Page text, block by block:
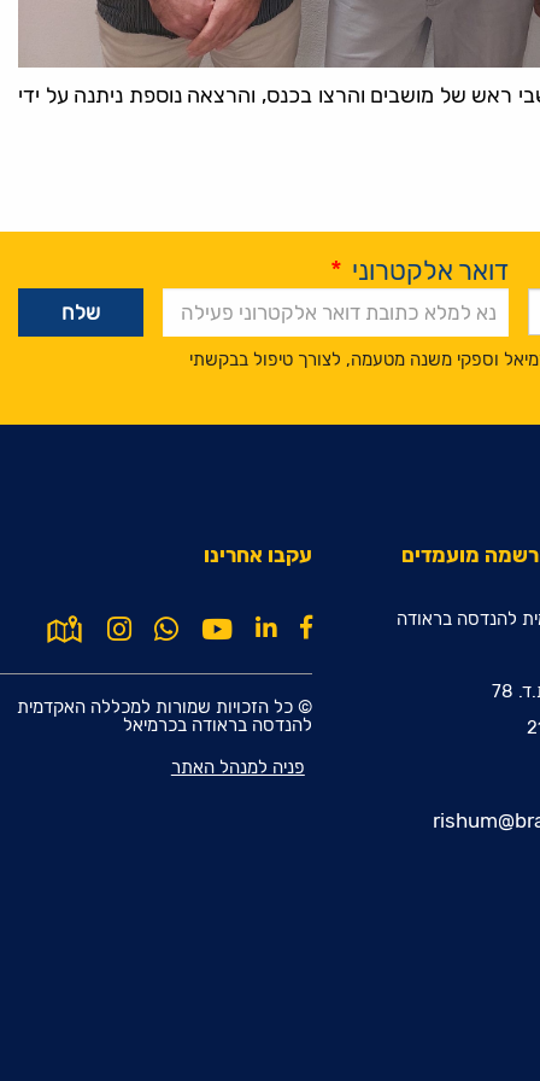
ראש של מושבים והרצו בכנס, והרצאה נוספת ניתנה על ידי
דואר אלקטרוני *
וספקי משנה מטעמה, לצורך טיפול בבקשתי
מועמדים
להנדסה בראודה
עקבו אחרינו
© כל הזכויות שמורות למכללה האקדמית
להנדסה בראודה בכרמיאל
פניה למנהל האתר